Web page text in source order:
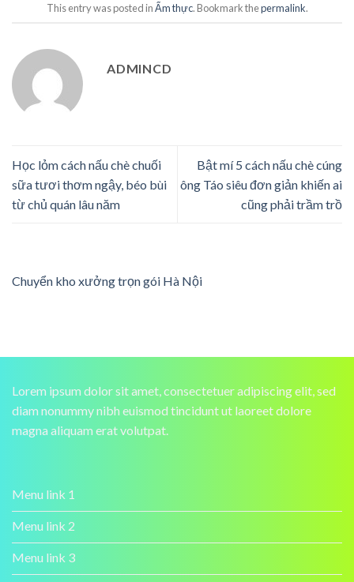
This entry was posted inẨm thực. Bookmark thepermalink.
ADMINCD
Học lỏm cách nấu chè chuối
sữa tươi thơm ngậy, béo bùi
từ chủ quán lâu năm
Bật mí 5 cách nấu chè cúng
ông Táo siêu đơn giản khiến ai
cũng phải trầm trồ
Chuyển kho xưởng trọn gói Hà Nội
Lorem ipsum dolor sit amet, consectetuer adipiscing elit, sed
diam nonummy nibh euismod tincidunt ut laoreet dolore
magna aliquam erat volutpat.
Menu link 1
Menu link 2
Menu link 3